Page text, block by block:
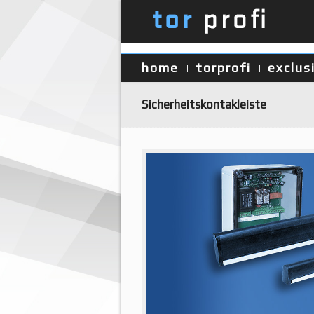
home torprofi
Sicherheitskontakleiste